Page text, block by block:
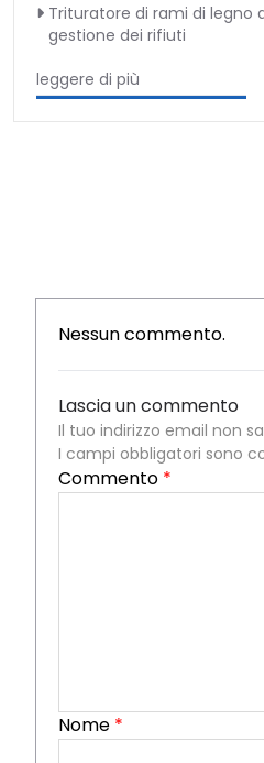
Trituratore di rami di legno
gestione dei rifiuti
leggere di più
Nessun commento.
Lascia un commento
Il tuo indirizzo email non
I campi obbligatori sono
Commento *
Nome *